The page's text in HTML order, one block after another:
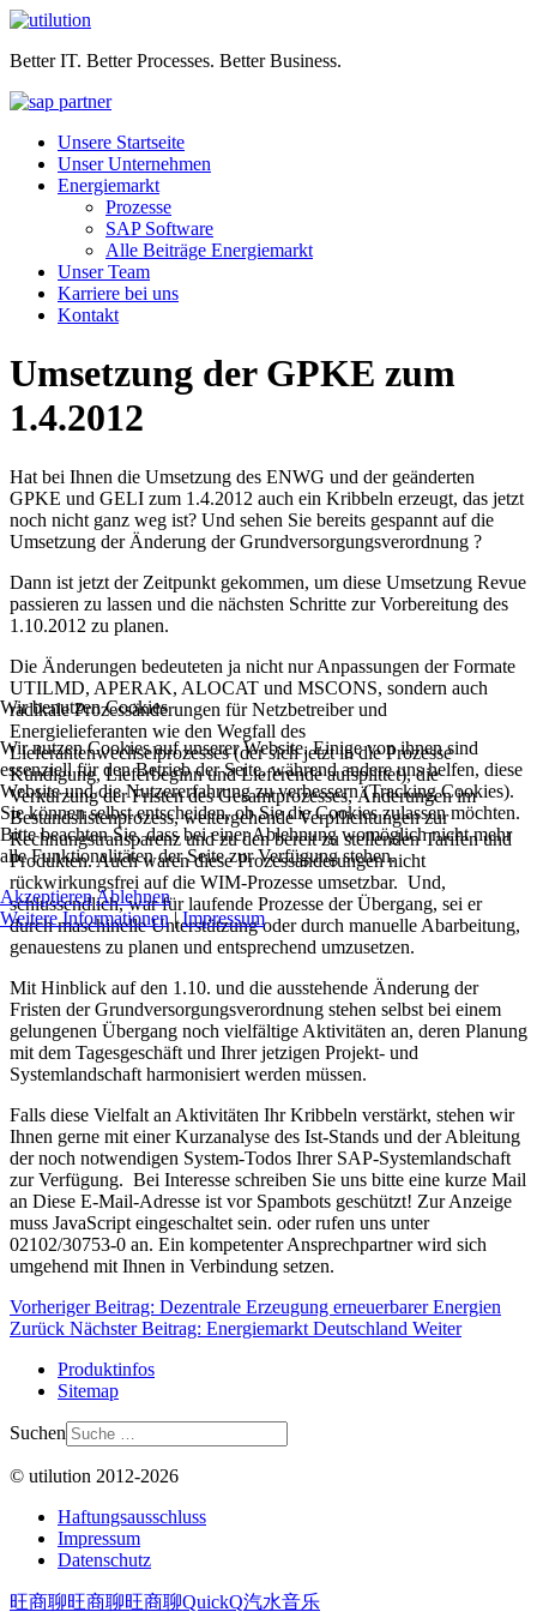
Better IT. Better Processes. Better Business.
Unsere Startseite
Unser Unternehmen
Energiemarkt
Prozesse
SAP Software
Alle Beiträge Energiemarkt
Unser Team
Karriere bei uns
Kontakt
Umsetzung der GPKE zum
1.4.2012
Hat bei Ihnen die Umsetzung des ENWG und der geänderten
GPKE und GELI zum 1.4.2012 auch ein Kribbeln erzeugt, das jetzt
noch nicht ganz weg ist? Und sehen Sie bereits gespannt auf die
Umsetzung der Änderung der Grundversorgungsverordnung ?
Dann ist jetzt der Zeitpunkt gekommen, um diese Umsetzung Revue
passieren zu lassen und die nächsten Schritte zur Vorbereitung des
1.10.2012 zu planen.
Die Änderungen bedeuteten ja nicht nur Anpassungen der Formate
UTILMD, APERAK, ALOCAT und MSCONS, sondern auch
radikale Prozessänderungen für Netzbetreiber und
Energielieferanten wie den Wegfall des
Lieferantenwechselprozesses (der sich jetzt in die Prozesse
Kündigung, Lieferbeginn und Lieferende aufsplittet), die
Verkürzung der Fristen des Gesamtprozesses, Änderungen im
Bestandslistenprozess, weitergehende Verpflichtungen zur
Rechnungstransparenz und zu den bereit zu stellenden Tarifen und
Produkten. Auch waren diese Prozessänderungen nicht
rückwirkungsfrei auf die WIM-Prozesse umsetzbar. Und,
schlussendlich, war für laufende Prozesse der Übergang, sei er
durch maschinelle Unterstützung oder durch manuelle Abarbeitung,
genauestens zu planen und entsprechend umzusetzen.
Mit Hinblick auf den 1.10. und die ausstehende Änderung der
Fristen der Grundversorgungsverordnung stehen selbst bei einem
gelungenen Übergang noch vielfältige Aktivitäten an, deren Planung
mit dem Tagesgeschäft und Ihrer jetzigen Projekt- und
Systemlandschaft harmonisiert werden müssen.
Falls diese Vielfalt an Aktivitäten Ihr Kribbeln verstärkt, stehen wir
Ihnen gerne mit einer Kurzanalyse des Ist-Stands und der Ableitung
der noch notwendigen System-Todos Ihrer SAP-Systemlandschaft
zur Verfügung. Bei Interesse schreiben Sie uns bitte eine kurze Mail
an Diese E-Mail-Adresse ist vor Spambots geschützt! Zur Anzeige
muss JavaScript eingeschaltet sein. oder rufen uns unter
02102/30753-0 an. Ein kompetenter Ansprechpartner wird sich
umgehend mit Ihnen in Verbindung setzen.
Vorheriger Beitrag: Dezentrale Erzeugung erneuerbarer Energien
Zurück Nächster Beitrag: Energiemarkt Deutschland Weiter
Produktinfos
Sitemap
Suchen
© utilution 2012-2026
Haftungsausschluss
Impressum
Datenschutz
Wir benutzen Cookies
Wir nutzen Cookies auf unserer Website. Einige von ihnen sind
essenziell für den Betrieb der Seite, während andere uns helfen, diese
Website und die Nutzererfahrung zu verbessern (Tracking Cookies).
Sie können selbst entscheiden, ob Sie die Cookies zulassen möchten.
Bitte beachten Sie, dass bei einer Ablehnung womöglich nicht mehr
alle Funktionalitäten der Seite zur Verfügung stehen.
AkzeptierenAblehnen
Weitere Informationen|Impressum
旺商聊旺商聊旺商聊QuickQ汽水音乐